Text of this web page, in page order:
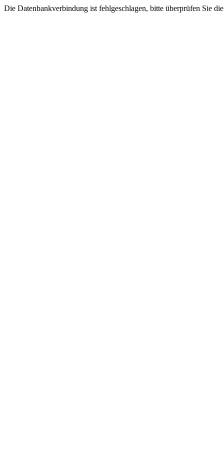
Die Datenbankverbindung ist fehlgeschlagen, bitte überprüfen Sie